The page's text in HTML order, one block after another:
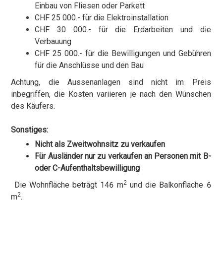
Einbau von Fliesen oder Parkett
CHF 25 000.- für die Elektroinstallation
CHF 30 000.- für die Erdarbeiten und die
Verbauung
CHF 25 000.- für die Bewilligungen und Gebühren
für die Anschlüsse und den Bau
Achtung, die Aussenanlagen sind nicht im Preis
inbegriffen, die Kosten variieren je nach den Wünschen
des Käufers.
Sonstiges:
Nicht als Zweitwohnsitz zu verkaufen
Für Ausländer nur zu verkaufen an Personen mit B-
oder C-Aufenthaltsbewilligung
Die Wohnfläche beträgt 146 m2und die Balkonfläche 6
m2.